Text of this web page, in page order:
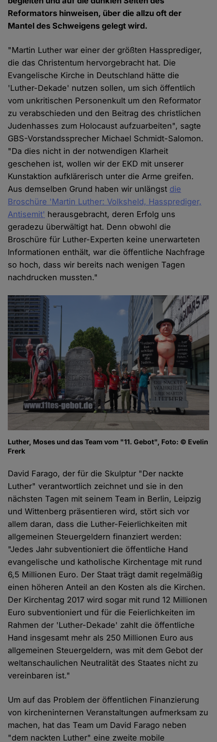
Reformators hinweisen, über die allzu oft der
Mantel des Schweigens gelegt wird.
"Martin Luther war einer der größten Hassprediger,
die das Christentum hervorgebracht hat. Die
Evangelische Kirche in Deutschland hätte die
'Luther-Dekade' nutzen sollen, um sich öffentlich
vom unkritischen Personenkult um den Reformator
zu verabschieden und den Beitrag des christlichen
Judenhasses zum Holocaust aufzuarbeiten", sagte
GBS-Vorstandssprecher Michael Schmidt-Salomon.
"Da dies nicht in der notwendigen Klarheit
geschehen ist, wollen wir der EKD mit unserer
Kunstaktion aufklärerisch unter die Arme greifen.
Aus demselben Grund haben wir unlängst die
Broschüre 'Martin Luther: Volksheld, Hassprediger,
Antisemit' herausgebracht, deren Erfolg uns
geradezu überwältigt hat. Denn obwohl die
Broschüre für Luther-Experten keine unerwarteten
Informationen enthält, war die öffentliche Nachfrage
so hoch, dass wir bereits nach wenigen Tagen
nachdrucken mussten."
Luther, Moses und das Team vom "11. Gebot", Foto: © Evelin
Frerk
David Farago, der für die Skulptur "Der nackte
Luther" verantwortlich zeichnet und sie in den
nächsten Tagen mit seinem Team in Berlin, Leipzig
und Wittenberg präsentieren wird, stört sich vor
allem daran, dass die Luther-Feierlichkeiten mit
allgemeinen Steuergeldern finanziert werden:
"Jedes Jahr subventioniert die öffentliche Hand
evangelische und katholische Kirchentage mit rund
6,5 Millionen Euro. Der Staat trägt damit regelmäßig
einen höheren Anteil an den Kosten als die Kirchen.
Der Kirchentag 2017 wird sogar mit rund 12 Millionen
Euro subventioniert und für die Feierlichkeiten im
Rahmen der 'Luther-Dekade' zahlt die öffentliche
Hand insgesamt mehr als 250 Millionen Euro aus
allgemeinen Steuergeldern, was mit dem Gebot der
weltanschaulichen Neutralität des Staates nicht zu
vereinbaren ist."
Um auf das Problem der öffentlichen Finanzierung
von kircheninternen Veranstaltungen aufmerksam zu
machen, hat das Team um David Farago neben
"dem nackten Luther" eine zweite mobile